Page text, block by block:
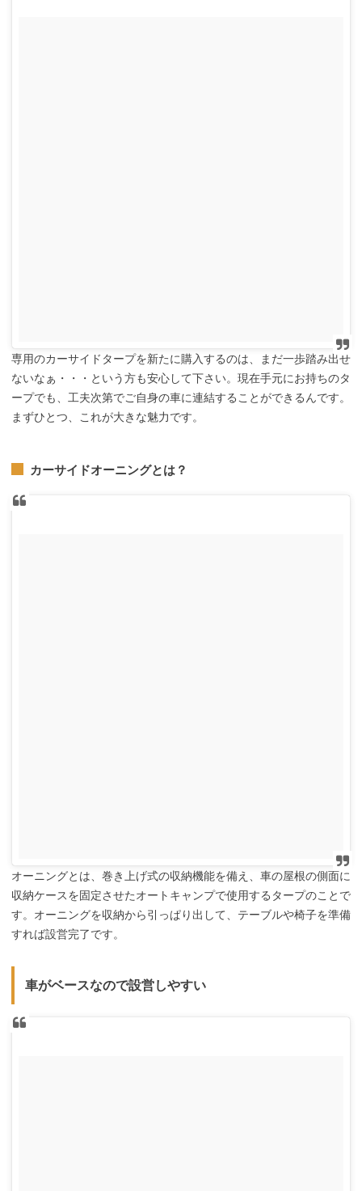
専用のカーサイドタープを新たに購入するのは、まだ一歩踏み出せ
ないなぁ・・・という方も安心して下さい。現在手元にお持ちのタ
ープでも、工夫次第でご自身の車に連結することができるんです。
まずひとつ、これが大きな魅力です。
カーサイドオーニングとは？
オーニングとは、巻き上げ式の収納機能を備え、車の屋根の側面に
収納ケースを固定させたオートキャンプで使用するタープのことで
す。オーニングを収納から引っぱり出して、テーブルや椅子を準備
すれば設営完了です。
車がベースなので設営しやすい